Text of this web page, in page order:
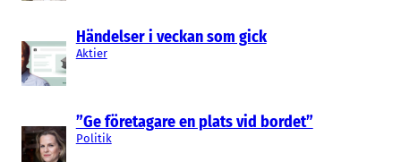
Händelser i veckan som gick
Aktier
”Ge företagare en plats vid bordet”
Politik